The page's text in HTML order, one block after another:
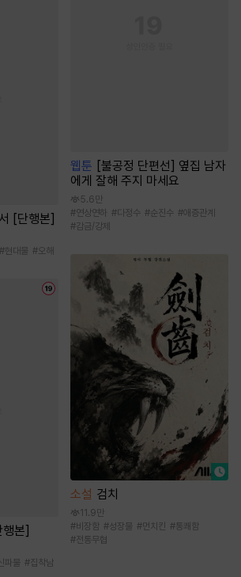
[단행본]
#현대물 #오해
본]
파물 #집착남
웹툰 [불공정 단편선] 옆집 남자
에게 잘해 주지 마세요
5.6만
#연상연하 #다정수 #순진수 #애증관계
#감금/강제
소설 검치
11.9만
#비장함 #성장물 #먼치킨 #통쾌함
#전통무협